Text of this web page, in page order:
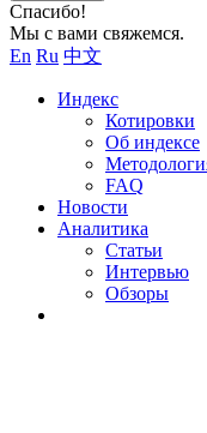
Спасибо!
Мы с вами свяжемся.
En Ru 中文
Индекс
Котировки
Об индексе
FAQ
Новости
Аналитика
Статьи
Интервью
Обзоры